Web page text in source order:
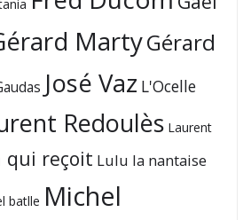
MartyGérard
José Vaz L'Ocelle
Redoulès Laurent
qui reçoit Lulu la nantaise
batlle Michel